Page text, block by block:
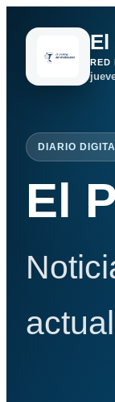
El
RED
DIARIO
El